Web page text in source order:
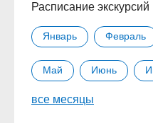
Расписание экскурсий
Январь Февраль
Май Июнь
Сентябрь
все месяцы